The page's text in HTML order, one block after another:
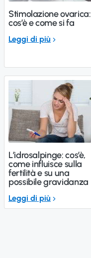
Stimolazione ovarica:
cos’è e come si fa
Leggi di più
L’idrosalpinge: cos’è,
come influisce sulla
fertilità e su una
possibile gravidanza
Leggi di più